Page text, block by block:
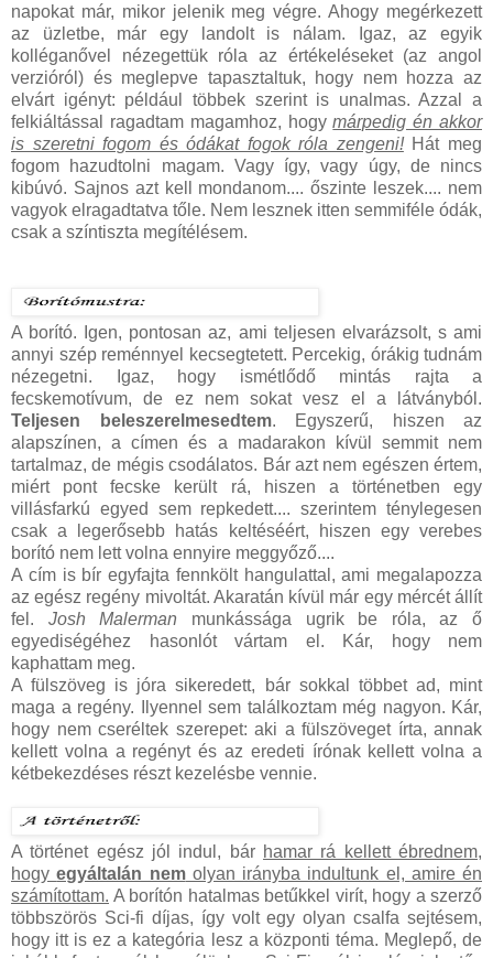
napokat már, mikor jelenik meg végre. Ahogy megérkezett
az üzletbe, már egy landolt is nálam. Igaz, az egyik
kolléganővel nézegettük róla az értékeléseket (az angol
verzióról) és meglepve tapasztaltuk, hogy nem hozza az
elvárt igényt: például többek szerint is unalmas. Azzal a
felkiáltással ragadtam magamhoz, hogymárpedig én akkor
is szeretni fogom és ódákat fogok róla zengeni!Hát meg
fogom hazudtolni magam. Vagy így, vagy úgy, de nincs
kibúvó. Sajnos azt kell mondanom.... őszinte leszek.... nem
vagyok elragadtatva tőle. Nem lesznek itten semmiféle ódák,
csak a színtiszta megítélésem.
A borító. Igen, pontosan az, ami teljesen elvarázsolt, s ami
annyi szép reménnyel kecsegtetett. Percekig, órákig tudnám
nézegetni. Igaz, hogy ismétlődő mintás rajta a
fecskemotívum, de ez nem sokat vesz el a látványból.
Teljesen beleszerelmesedtem. Egyszerű, hiszen az
alapszínen, a címen és a madarakon kívül semmit nem
tartalmaz, de mégis csodálatos. Bár azt nem egészen értem,
miért pont fecske került rá, hiszen a történetben egy
villásfarkú egyed sem repkedett.... szerintem ténylegesen
csak a legerősebb hatás keltéséért, hiszen egy verebes
borító nem lett volna ennyire meggyőző....
A cím is bír egyfajta fennkölt hangulattal, ami megalapozza
az egész regény mivoltát. Akaratán kívül már egy mércét állít
fel. Josh Malerman munkássága ugrik be róla, az ő
egyediségéhez hasonlót vártam el. Kár, hogy nem
kaphattam meg.
A fülszöveg is jóra sikeredett, bár sokkal többet ad, mint
maga a regény. Ilyennel sem találkoztam még nagyon. Kár,
hogy nem cseréltek szerepet: aki a fülszöveget írta, annak
kellett volna a regényt és az eredeti írónak kellett volna a
kétbekezdéses részt kezelésbe vennie.
A történet egész jól indul, bár hamar rá kellett ébrednem,
hogyegyáltalán nemolyan irányba indultunk el, amire én
számítottam. A borítón hatalmas betűkkel virít, hogy a szerző
többszörös Sci-fi díjas, így volt egy olyan csalfa sejtésem,
hogy itt is ez a kategória lesz a központi téma. Meglepő, de